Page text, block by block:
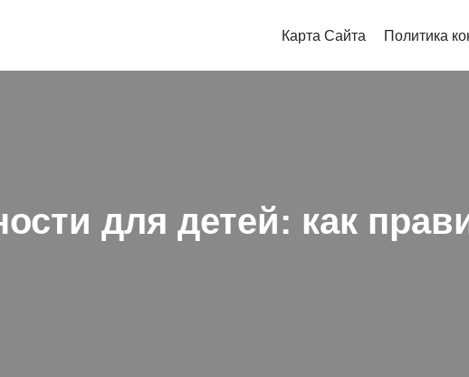
Карта Сайта Политика
для детей: как